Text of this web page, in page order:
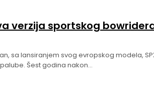
verzija sportskog
sa lansiranjem svog evropskog modela,
trupa, ali i ergonomičan raspored palube. Šest godina nakon...